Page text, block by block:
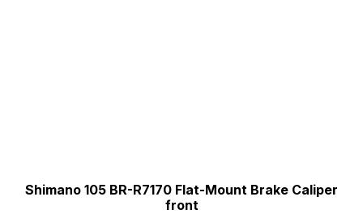
Shimano 105 BR-R7170 Flat-Mount Brake Caliper
front